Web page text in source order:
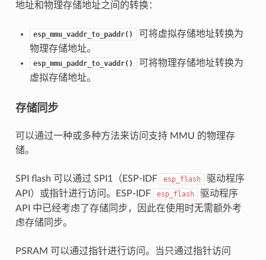
地址和物理存储地址之间的转换：
esp_mmu_vaddr_to_paddr()
可将虚拟存储地址转换为
物理存储地址。
esp_mmu_paddr_to_vaddr()
可将物理存储地址转换为
虚拟存储地址。
存储同步
可以通过一种或多种方法来访问支持 MMU 的物理存
储。
SPI flash 可以通过 SPI1（ESP-IDF esp_flash
驱动程序
API）或指针进行访问。ESP-IDF
esp_flash
驱动程序
API 中已经考虑了存储同步，因此在使用时无需额外考
虑存储同步。
PSRAM 可以通过指针进行访问。当只通过指针访问